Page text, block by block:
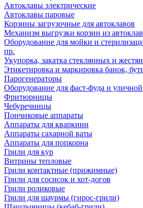
Автоклавы электрические
Автоклавы паровые
Корзины загрузочные для автоклавов
Механизм выгрузки корзин из
Оборудование для мойки и
пр.
Укупорка, закатка стеклянных и
Этикетировка и маркировка банок,
Парогенераторы
Оборудование для фаст-фуда и
Фритюрницы
Чебуречницы
Пончиковые аппараты
Аппараты для кваркини
Аппараты сахарной ваты
Аппараты для попкорна
Грили для кур
Витрины тепловые
Грили контактные (прижимные)
Грили для сосисок и хот-догов
Грили роликовые
Грили для шаурмы (гирос-грили)